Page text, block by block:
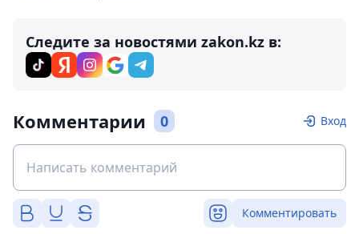
Следите за новостями zakon.kz в:
Комментарии 0 Вход
Комментировать